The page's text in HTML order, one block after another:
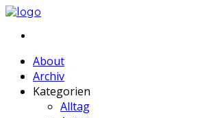
About
Archiv
Kategorien
Alltag